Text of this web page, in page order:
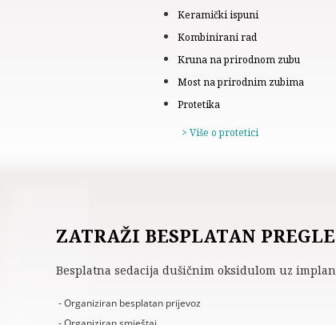
Keramički ispuni
Kombinirani rad
Kruna na prirodnom zubu
Most na prirodnim zubima
Protetika
> Više o protetici
ZATRAŽI BESPLATAN
Besplatna sedacija dušičnim oksidulom uz
- Organiziran besplatan prijevoz